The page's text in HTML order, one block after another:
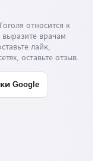
относится к
врачам
лайк,
оставьте отзыв.
Google